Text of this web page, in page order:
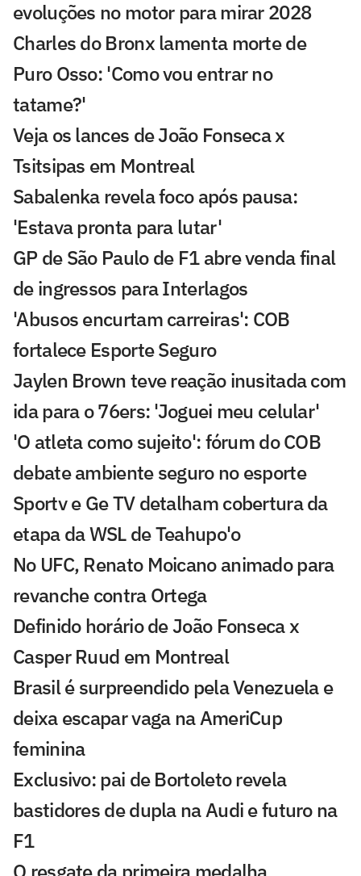
evoluções no motor para mirar 2028
Charles do Bronx lamenta morte de
Puro Osso: 'Como vou entrar no
tatame?'
Veja os lances de João Fonseca x
Tsitsipas em Montreal
Sabalenka revela foco após pausa:
'Estava pronta para lutar'
GP de São Paulo de F1 abre venda final
de ingressos para Interlagos
'Abusos encurtam carreiras': COB
fortalece Esporte Seguro
Jaylen Brown teve reação inusitada com
ida para o 76ers: 'Joguei meu celular'
'O atleta como sujeito': fórum do COB
debate ambiente seguro no esporte
Sportv e Ge TV detalham cobertura da
etapa da WSL de Teahupo'o
No UFC, Renato Moicano animado para
revanche contra Ortega
Definido horário de João Fonseca x
Casper Ruud em Montreal
Brasil é surpreendido pela Venezuela e
deixa escapar vaga na AmeriCup
feminina
Exclusivo: pai de Bortoleto revela
bastidores de dupla na Audi e futuro na
F1
O resgate da primeira medalha